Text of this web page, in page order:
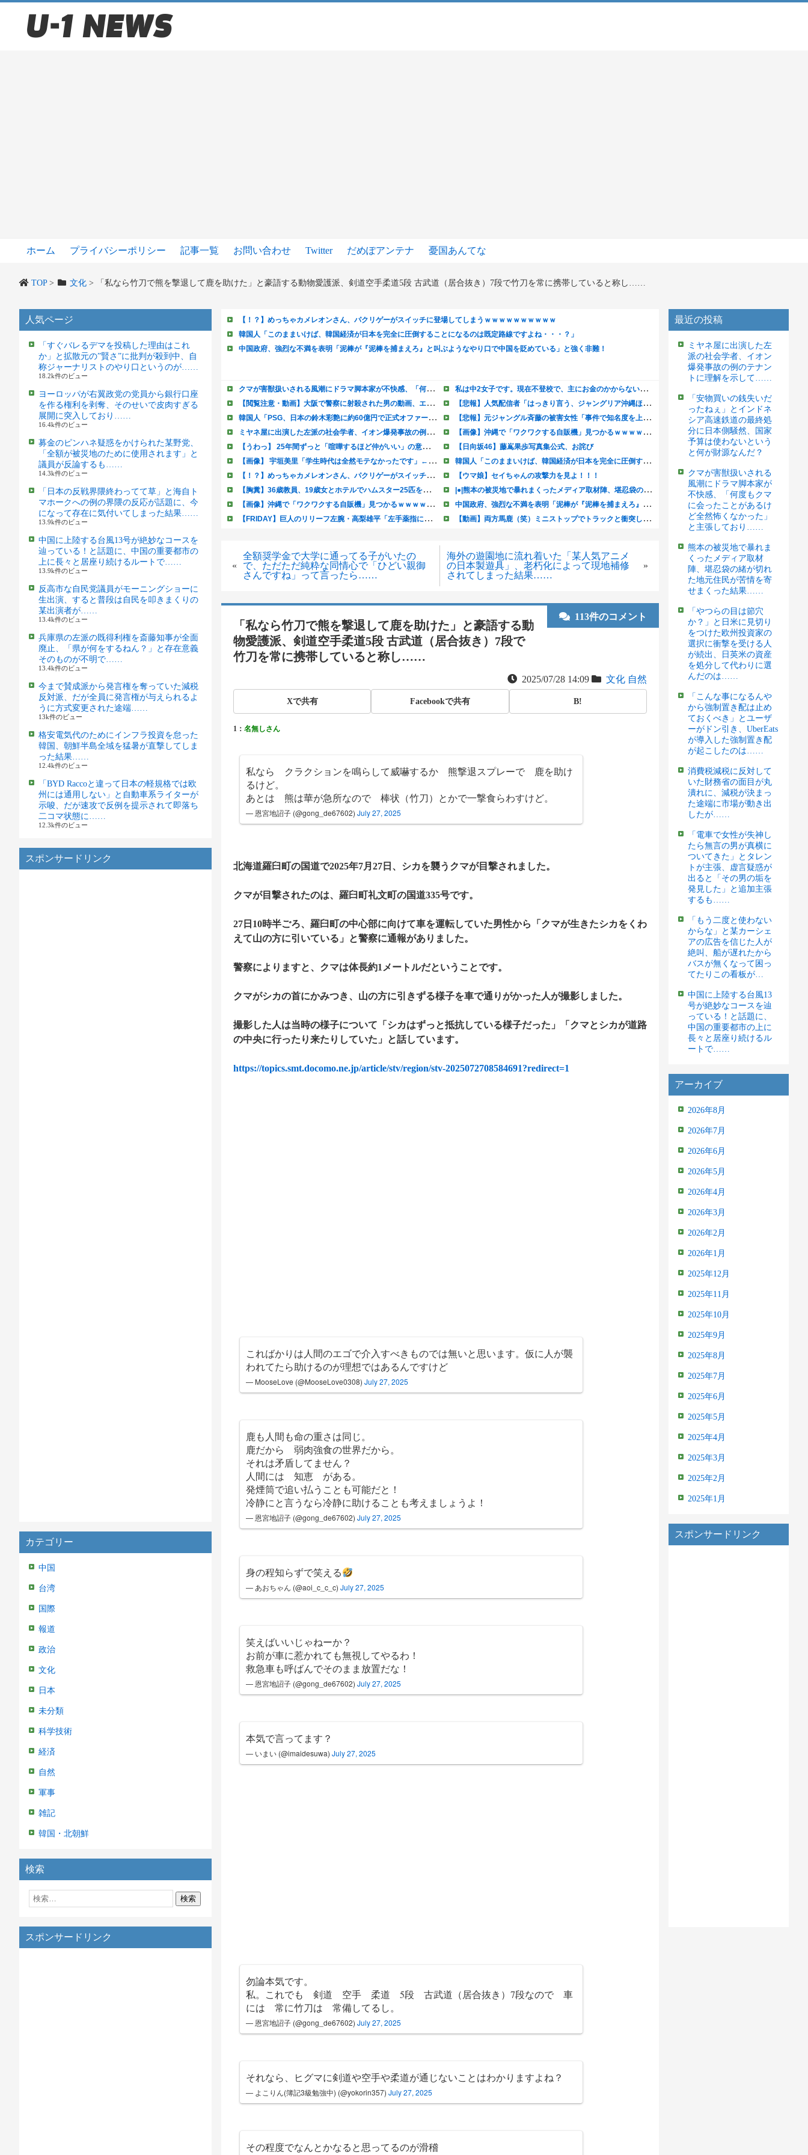
ホーム プライバシーポリシー 記事一覧 お問い合わせ Twitter だめぽアンテナ 憂国あんてな
TOP> 文化> 「私なら竹刀で熊を撃退して鹿を助けた」と豪語する動物愛護派、剣道空手柔道5段 古武道（居合抜き）7段で竹刀を常に携帯していると称し……
人気ページ
「すぐバレるデマを投稿した理由はこれ
か」と拡散元の”賢さ”に批判が殺到中、自
称ジャーナリストのやり口というのが……
18.2k件のビュー
ヨーロッパが右翼政党の党員から銀行口座
を作る権利を剥奪、そのせいで皮肉すぎる
展開に突入しており……
16.4k件のビュー
募金のピンハネ疑惑をかけられた某野党、
「全額が被災地のために使用されます」と
議員が反論するも……
14.3k件のビュー
「日本の反戦界隈終わってて草」と海自ト
マホークへの例の界隈の反応が話題に、今
になって存在に気付いてしまった結果……
13.9k件のビュー
中国に上陸する台風13号が絶妙なコースを
辿っている！と話題に、中国の重要都市の
上に長々と居座り続けるルートで……
13.9k件のビュー
反高市な自民党議員がモーニングショーに
生出演、すると普段は自民を叩きまくりの
某出演者が……
13.4k件のビュー
兵庫県の左派の既得利権を斎藤知事が全面
廃止、「県が何をするねん？」と存在意義
そのものが不明で……
13.4k件のビュー
今まで賛成派から発言権を奪っていた減税
反対派、だが全員に発言権が与えられるよ
うに方式変更された途端……
13k件のビュー
格安電気代のためにインフラ投資を怠った
韓国、朝鮮半島全域を猛暑が直撃してしま
った結果……
12.4k件のビュー
「BYD Raccoと違って日本の軽規格では欧
州には通用しない」と自動車系ライターが
示唆、だが速攻で反例を提示されて即落ち
二コマ状態に……
12.3k件のビュー
スポンサードリンク
カテゴリー
中国
台湾
国際
報道
政治
文化
日本
未分類
科学技術
経済
自然
軍事
雑記
韓国・北朝鮮
検索
スポンサードリンク
«
全額奨学金で大学に通ってる子がいたの
で、ただただ純粋な同情心で「ひどい親御
さんですね」って言ったら……
海外の遊園地に流れ着いた「某人気アニメ
の日本製遊具」、老朽化によって現地補修
されてしまった結果……
»
113件のコメント
「私なら竹刀で熊を撃退して鹿を助けた」と豪語する動
物愛護派、剣道空手柔道5段 古武道（居合抜き）7段で
竹刀を常に携帯していると称し……
2025/07/28 14:09 文化 自然
Xで共有 Facebookで共有 B!
1： 名無しさん
私なら クラクションを鳴らして威嚇するか 熊撃退スプレーで 鹿を助け
るけど。
あとは 熊は華が急所なので 棒状（竹刀）とかで一撃食らわすけど。
— 恩宮地詔子 (@gong_de67602) July 27, 2025
北海道羅臼町の国道で2025年7月27日、シカを襲うクマが目撃されました。
クマが目撃されたのは、羅臼町礼文町の国道335号です。
27日10時半ごろ、羅臼町の中心部に向けて車を運転していた男性から「クマが生きたシカをくわ
えて山の方に引いている」と警察に通報がありました。
警察によりますと、クマは体長約1メートルだということです。
クマがシカの首にかみつき、山の方に引きずる様子を車で通りがかった人が撮影しました。
撮影した人は当時の様子について「シカはずっと抵抗している様子だった」「クマとシカが道路
の中央に行ったり来たりしていた」と話しています。
https://topics.smt.docomo.ne.jp/article/stv/region/stv-2025072708584691?redirect=1
こればかりは人間のエゴで介入すべきものでは無いと思います。仮に人が襲
われてたら助けるのが理想ではあるんですけど
— MooseLove (@MooseLove0308) July 27, 2025
鹿も人間も命の重さは同じ。
鹿だから 弱肉強食の世界だから。
それは矛盾してません？
人間には 知恵 がある。
発煙筒で追い払うことも可能だと！
冷静にと言うなら冷静に助けることも考えましょうよ！
— 恩宮地詔子 (@gong_de67602) July 27, 2025
身の程知らずで笑える
— あおちゃん (@aoi_c_c_c) July 27, 2025
笑えばいいじゃねーか？
お前が車に惹かれても無視してやるわ！
救急車も呼ばんでそのまま放置だな！
— 恩宮地詔子 (@gong_de67602) July 27, 2025
本気で言ってます？
— いまい (@imaidesuwa) July 27, 2025
勿論本気です。
私。これでも 剣道 空手 柔道 5段 古武道（居合抜き）7段なので 車
には 常に竹刀は 常備してるし。
— 恩宮地詔子 (@gong_de67602) July 27, 2025
それなら、ヒグマに剣道や空手や柔道が通じないことはわかりますよね？
— よこりん(簿記3級勉強中) (@yokorin357) July 27, 2025
その程度でなんとかなると思ってるのが滑稽
最近の投稿
ミヤネ屋に出演した左
派の社会学者、イオン
爆発事故の例のテナン
トに理解を示して……
「安物買いの銭失いだ
ったねぇ」とインドネ
シア高速鉄道の最終処
分に日本側騒然、国家
予算は使わないという
と何が財源なんだ？
クマが害獣扱いされる
風潮にドラマ脚本家が
不快感、「何度もクマ
に会ったことがあるけ
ど全然怖くなかった」
と主張しており……
熊本の被災地で暴れま
くったメディア取材
陣、堪忍袋の緒が切れ
た地元住民が苦情を寄
せまくった結果……
「やつらの目は節穴
か？」と日米に見切り
をつけた欧州投資家の
選択に衝撃を受ける人
が続出、日英米の資産
を処分して代わりに選
んだのは……
「こんな事になるんや
から強制置き配は止め
ておくべき」とユーザ
ーがドン引き、UberEats
が導入した強制置き配
が起こしたのは……
消費税減税に反対して
いた財務省の面目が丸
潰れに、減税が決まっ
た途端に市場が動き出
したが……
「電車で女性が失神し
たら無言の男が真横に
ついてきた」とタレン
トが主張、虚言疑惑が
出ると「その男の垢を
発見した」と追加主張
するも……
「もう二度と使わない
からな」と某カーシェ
アの広告を信じた人が
絶叫、船が遅れたから
バスが無くなって困っ
てたりこの看板が…
中国に上陸する台風13
号が絶妙なコースを辿
っている！と話題に、
中国の重要都市の上に
長々と居座り続けるル
ートで……
アーカイブ
2026年8月
2026年7月
2026年6月
2026年5月
2026年4月
2026年3月
2026年2月
2026年1月
2025年12月
2025年11月
2025年10月
2025年9月
2025年8月
2025年7月
2025年6月
2025年5月
2025年4月
2025年3月
2025年2月
2025年1月
スポンサードリンク